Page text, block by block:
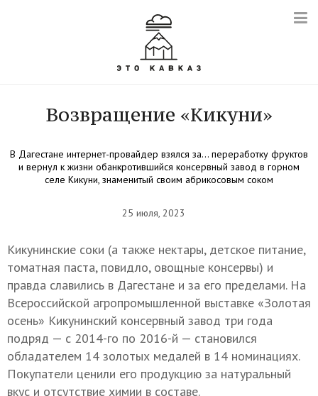
Возвращение «Кикуни»
В Дагестане интернет-провайдер взялся за… переработку фруктов
и вернул к жизни обанкротившийся консервный завод в горном
селе Кикуни, знаменитый своим абрикосовым соком
25 июля, 2023
Кикунинские соки (а также нектары, детское питание,
томатная паста, повидло, овощные консервы) и
правда славились в Дагестане и за его пределами. На
Всероссийской агропромышленной выставке «Золотая
осень» Кикунинский консервный завод три года
подряд — с 2014-го по 2016-й — становился
обладателем 14 золотых медалей в 14 номинациях.
Покупатели ценили его продукцию за натуральный
вкус и отсутствие химии в составе.